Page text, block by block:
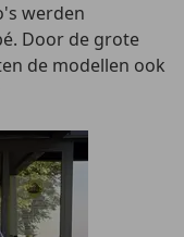
werden
Door de grote
de modellen ook